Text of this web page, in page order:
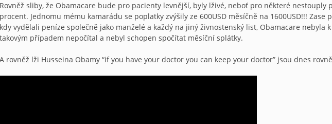
Rovněž sliby, že Obamacare bude pro pacienty levnější, byly lživé, neboť pro některé nestouply
procent. Jednomu mému kamarádu se poplatky zvýšily ze 600USD měsíčně na 1600USD!!!
kdy vydělali peníze společně jako manželé a každý na jiný živnostenský list, Obamacare nebyla
takovým případem nepočítal a nebyl schopen spočítat měsíční splátky.
A rovněž lži Husseina Obamy “if you have your doctor you can keep your doctor” jsou dnes